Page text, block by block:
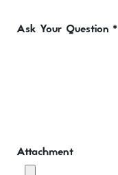
Ask Your Question *
Attachment